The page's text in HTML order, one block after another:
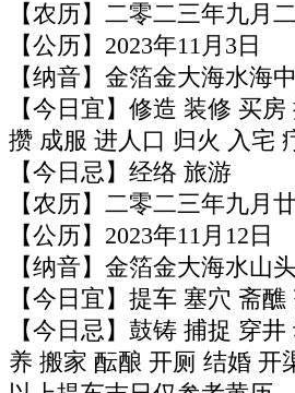
【农历】二零二三年九月
【公历】2023年11月3日
【纳音】金箔金大海水海
【今日宜】修造 装修 买
攒 成服 进人口 归火 入宅
【今日忌】经络 旅游
【农历】二零二三年九月
【公历】2023年11月12日
【纳音】金箔金大海水山
【今日宜】提车 塞穴 斋
【今日忌】鼓铸 捕捉 穿
养 搬家 酝酿 开厕 结婚 开